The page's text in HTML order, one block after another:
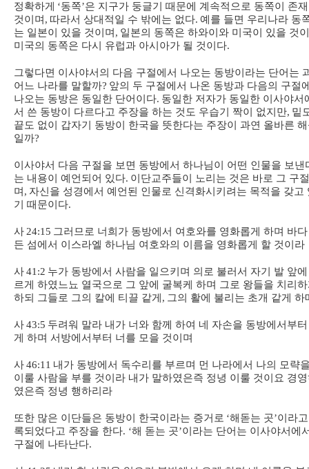
정확하게 ‘동쪽’은 지구가 둥글기 때문에 계속적으로 동쪽이 존
것이며 , 따라서 상대적일 수 밖에는 없다. 예를 들면 우리나라 동
는 일본이 있을 것이며 , 일본의 동쪽은 하와이와 미국이 있을 것
미국의 동쪽은 다시 유럽과 아시아가 될 것이다.
그렇다면 이사야서의 다음 구절에서 나오는 동방이라는 단어는
어느 나라를 말할까? 앞의 두 구절에서 나온 동방과 다음의 구절
나오는 동방은 동일한 단어이다. 동일한 저자가 동일한 이사야서
서 쓴 동방이 다르다고 주장을 하는 것도 우습기 짝이 없지만, 밑
끝도 없이 갑자기 동방이 한국을 뜻한다는 주장이 과연 올바른
일까?
이사야서 다음 구절을 보면 동방에서 하나님이 어떤 인물을 보낸
는 내용이 예언되어 있다. 이단교주들이 노리는 것은 바로 그 구
며 , 자신을 성경에서 예언된 인물로 신격화시키려는 목적을 갖고
기 때문이다.
사 24:15 그러므로 너희가 동방에서 여호와를 영화롭게 하며 바
든 섬에서 이스라엘 하나님 여호와의 이름을 영화롭게 할 것이라
사41:2 누가 동방에서 사람을 일으키며 의로 불러서 자기 발 앞
르게 하였느뇨 열국으로 그 앞에 굴복케 하며 그로 왕들을 치리
하되 그들로 그의 칼에 티끌 같게 , 그의 활에 불리는 초개 같게 하
사43:5 두려워 말라 내가 너와 함께 하여 네 자손을 동방에서부
게 하며 서방에서부터 너를 모을 것이며
사46:11 내가 동방에서 독수리를 부르며 먼 나라에서 나의 모략
이룰 사람을 부를 것이라 내가 말하였은즉 정녕 이룰 것이요 경
였은즉 정녕 행하리라
또한 많은 이단들은 동방이 한국이라는 증거로 ‘해돋는 곳’이라
록되었다고 주장을 한다. ‘해 돋는 곳’이라는 단어는 이사야서에
구절에 나타난다.